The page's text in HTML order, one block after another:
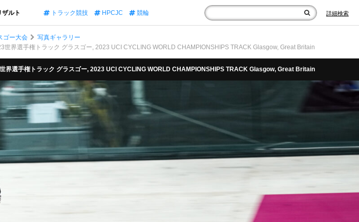
ザルト トラック競技 HPCJC 競輪 詳細検索
ゴー大会
写真ギャラリー
界選手権トラック グラスゴー, 2023 UCI CYCLING WORLD CHAMPIONSHIPS TRACK Glasgow, Great Britain
選手権トラック グラスゴー, 2023 UCI CYCLING WORLD CHAMPIONSHIPS TRACK Glasgow, Great Britain